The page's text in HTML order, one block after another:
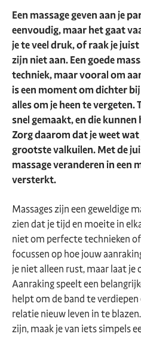
Een massage geven aan je
eenvoudig, maar het gaat
je te veel druk, of raak je
zijn niet aan. Een goede
techniek, maar vooral om
is een moment om dichter
alles om je heen te
snel gemaakt, en die
Zorg daarom dat je weet
grootste valkuilen. Met de
massage veranderen in een
versterkt.
Massages zijn een geweldige
zien dat je tijd en moeite in
niet om perfecte technieken
focussen op hoe jouw
je niet alleen rust, maar laat je
Aanraking speelt een
helpt om de band te
relatie nieuw leven in te
zijn, maak je van iets simpels